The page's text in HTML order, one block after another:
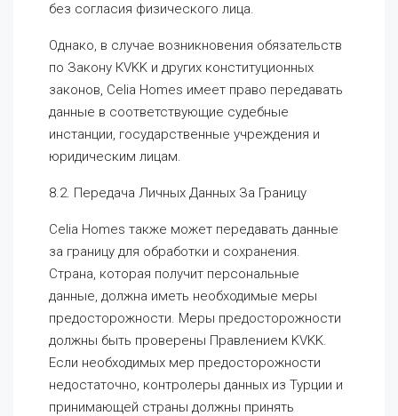
без согласия физического лица.
Однако, в случае возникновения обязательств
по Закону КVKK и других конституционных
законов, Celia Homes имеет право передавать
данные в соответствующие судебные
инстанции, государственные учреждения и
юридическим лицам.
8.2. Передача Личных Данных За Границу
Celia Homes также может передавать данные
за границу для обработки и сохранения.
Страна, которая получит персональные
данные, должна иметь необходимые меры
предосторожности. Меры предосторожности
должны быть проверены Правлением KVKK.
Если необходимых мер предосторожности
недостаточно, контролеры данных из Турции и
принимающей страны должны принять